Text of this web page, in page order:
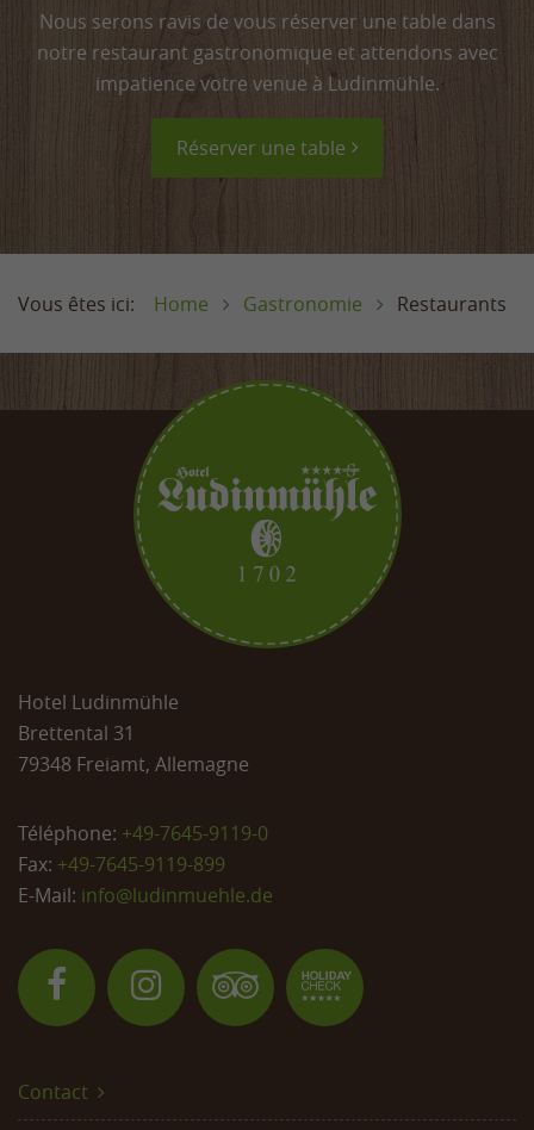
Nous serons ravis de vous réserver une table dans
notre restaurant gastronomique et attendons avec
impatience votre venue à Ludinmühle.
Réserver une table
Home Gastronomie Restaurants
Hotel Ludinmühle
Brettental 31
79348 Freiamt, Allemagne
Téléphone: +49-7645-9119-0
Fax: +49-7645-9119-899
E-Mail: info@ludinmuehle.de
Contact